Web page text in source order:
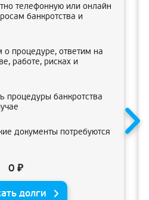
телефонную или онлайн
банкротства и
процедуре, ответим на
работе, рисках и
процедуры банкротства
документы потребуются
0 ₽
долги